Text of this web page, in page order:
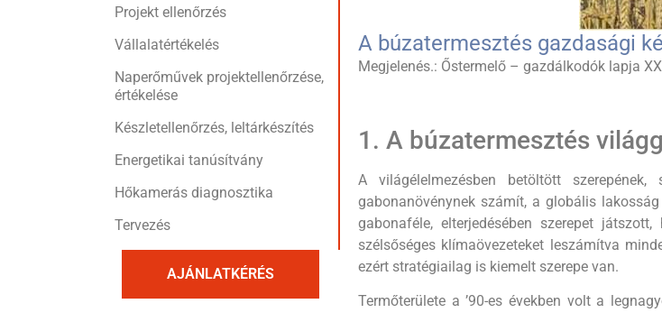
Projekt ellenőrzés
Vállalatértékelés
Naperőművek projektellenőrzése,
értékelése
Készletellenőrzés, leltárkészítés
Energetikai tanúsítvány
Hőkamerás diagnosztika
Tervezés
AJÁNLATKÉRÉS
A búzatermesztés gazdasági
Megjelenés.: Őstermelő – gazdálkodók lapja
1. A búzatermesztés
A világélelmezésben betöltött
gabonanövénynek számít, a globális
gabonaféle, elterjedésében szerepet
szélsőséges klímaövezeteket leszámítva
ezért stratégiailag is kiemelt szerepe van.
Termőterülete a ’90-es években volt a